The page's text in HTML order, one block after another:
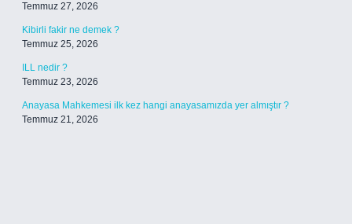
Temmuz 27, 2026
Kibirli fakir ne demek ?
Temmuz 25, 2026
ILL nedir ?
Temmuz 23, 2026
Anayasa Mahkemesi ilk kez hangi anayasamızda yer almıştır ?
Temmuz 21, 2026